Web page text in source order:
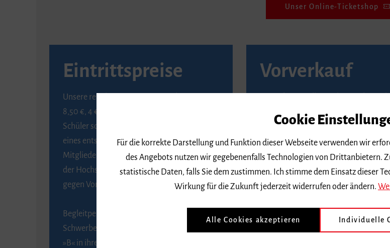
Unser Online-Ticketshop
Eintrittspreise
Unsere regulären Eintrittspreise betragen
8,50 €, 4 € ermäßigt für Schülerinnen und
Schüler sowie Studierende gegen Vorlage
eines entsprechenden Nachweises, 6 € für
Mitglieder der Gesellschaft zur Förderung
der Hochschule für Musik Freiburg e. V.
gegen Vorlage des Mitgliedsausweises.
Begleitpersonen von Menschen mit
Schwerbehinderung, die das Merkzeichen
»B« in ihrem Schwerbehindertenausweis
Vorverkauf
Seite von Reservix.
BZ-Kartenservice Freiburg
Kaiser-Joseph-Straße 229
79098 Freiburg
Telefon 0761 4968888
Cookie
Für die korrekte Darstellung und Funktion dieser Webseite verwenden wir
des Angebots nutzen wir gegebenenfalls Technologien von Drittanbietern.
statistische Daten, falls Sie dem zustimmen. Ich stimme dem Einsatz dieser
Wirkung für die Zukunft jederzeit widerrufen oder ändern.
Alle Cookies akzeptieren Individuelle